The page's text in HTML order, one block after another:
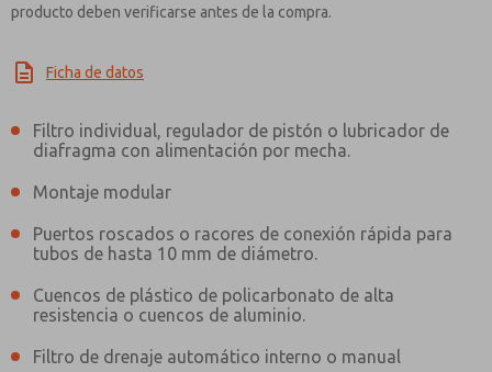
producto deben verificarse antes de la compra.
Ficha de datos
Filtro individual, regulador de pistón o lubricador de
diafragma con alimentación por mecha.
Montaje modular
Puertos roscados o racores de conexión rápida para
tubos de hasta 10 mm de diámetro.
Cuencos de plástico de policarbonato de alta
resistencia o cuencos de aluminio.
Filtro de drenaje automático interno o manual